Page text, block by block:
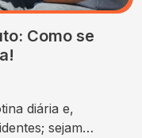
Como se
diária e,
sejam